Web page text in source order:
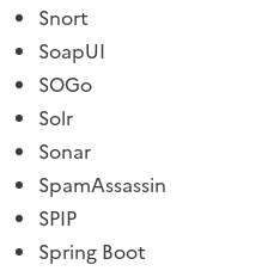
Snort
SoapUI
SOGo
Solr
Sonar
SpamAssassin
SPIP
Spring Boot